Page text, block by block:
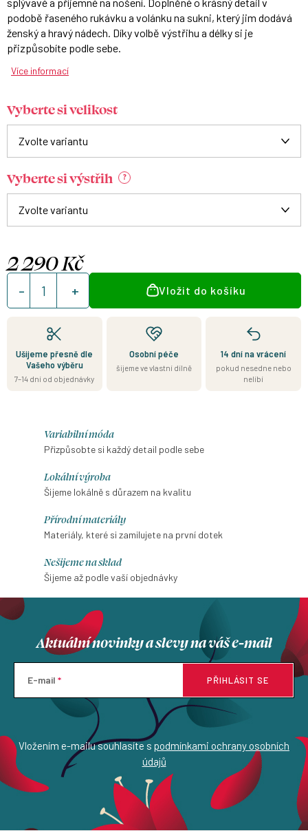
podobě řaseného rukávku a volánku na sukni, který jim dodává
ženský a hravý nádech. Díky volbě výstřihu a délky si je
přizpůsobíte podle sebe.
Více informací
Vyberte si velikost
Vyberte si výstřih ?
2 290 Kč
Měrná
cena:
Vložit do košíku
Ušijeme přesně dle
Vašeho výběru
7–14 dní od objednávky
Osobní péče
šijeme ve vlastní dílně
14 dní na vrácení
pokud nesedne nebo
nelíbí
Variabilní móda
Přizpůsobte si každý detail podle sebe
Lokální výroba
Šijeme lokálně s důrazem na kvalitu
Přírodní materiály
Materiály, které si zamilujete na první dotek
Nešijeme na sklad
Šijeme až podle vaší objednávky
Aktuální novinky a slevy na váš e-mail
E-mail
Vložením e-mailu souhlasíte s podmínkami ochrany osobních
údajů
PŘIHLÁSIT SE